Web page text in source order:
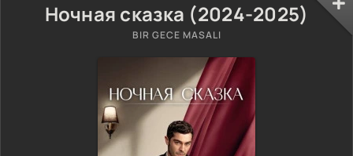
Ночная сказка (2024-2025)
BIR GECE MASALI